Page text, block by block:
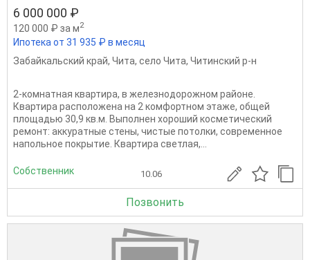
6 000 000 ₽
120 000 ₽ за м2
Ипотека от 31 935 ₽ в месяц
Забайкальский край, Чита, село Чита, Читинский р-н
2-комнатная квартира, в железнодорожном районе.
Квартира расположена на 2 комфортном этаже, общей
площадью 30,9 кв.м. Выполнен хороший косметический
ремонт: аккуратные стены, чистые потолки, современное
напольное покрытие. Квартира светлая,...
Собственник 10.06
Позвонить